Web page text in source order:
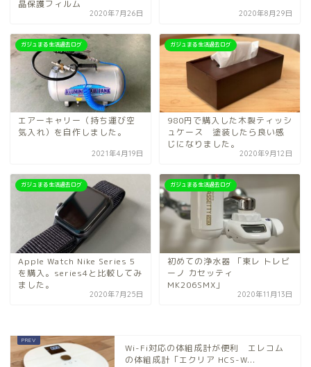
晶保護フィルム
2020年7月26日 2020年8月29日
ガジュまる生活過去ログ
エアーキャリー（持ち運び空
気入れ）を自作しました。
2021年4月19日
ガジュまる生活過去ログ
980円で購入した木製ティッシ
ュケース 塗装したら良い感
じになりました。
2020年9月12日
ガジュまる生活過去ログ
Apple Watch Nike Series 5
を購入。series4と比較してみ
ました。
2020年7月25日
ガジュまる生活過去ログ
初めての浄水器 「東レ トレビ
ーノ カセッティ
MK206SMX」
2020年11月13日
Wi-Fi対応の体組成計が便利 エレコム
の体組成計「エクリア HCS-W...